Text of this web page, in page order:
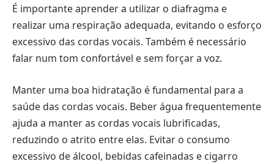
É importante aprender a utilizar o diafragma e
realizar uma respiração adequada, evitando o esforço
excessivo das cordas vocais. Também é necessário
falar num tom confortável e sem forçar a voz.
Manter uma boa hidratação é fundamental para a
saúde das cordas vocais. Beber água frequentemente
ajuda a manter as cordas vocais lubrificadas,
reduzindo o atrito entre elas. Evitar o consumo
excessivo de álcool, bebidas cafeinadas e cigarro